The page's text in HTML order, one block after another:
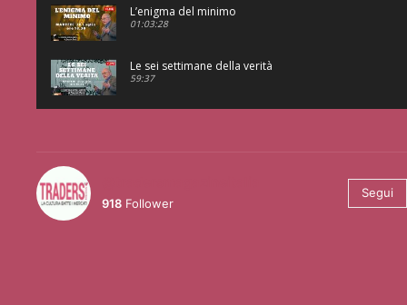
L’enigma del minimo
01:03:28
Le sei settimane della verità
59:37
918 Follower
Segui